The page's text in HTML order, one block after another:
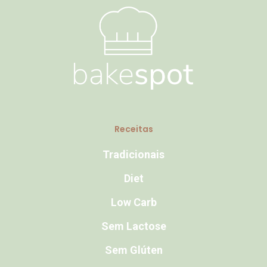
Receitas
Tradicionais
Diet
Low Carb
Sem Lactose
Sem Glúten